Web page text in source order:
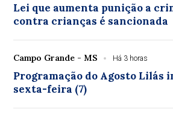
Lei que aumenta punição a
contra crianças é sancionada
Campo Grande - MS Há 3 horas
Programação do Agosto Lilás
sexta-feira (7)